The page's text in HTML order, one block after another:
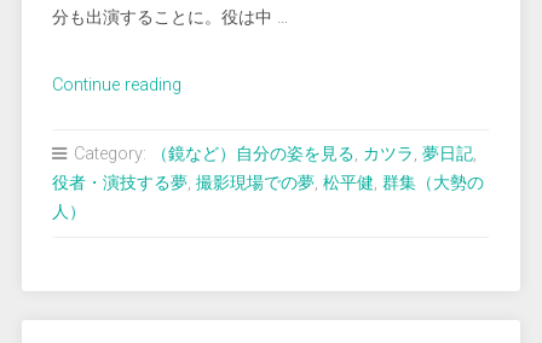
分も出演することに。役は中 …
Continue reading“＜
占
い
劇
に
Category: （鏡など）自分の姿を見る, カツラ, 夢日記,
役者・演技する夢, 撮影現場での夢, 松平健, 群集（大勢の
人）